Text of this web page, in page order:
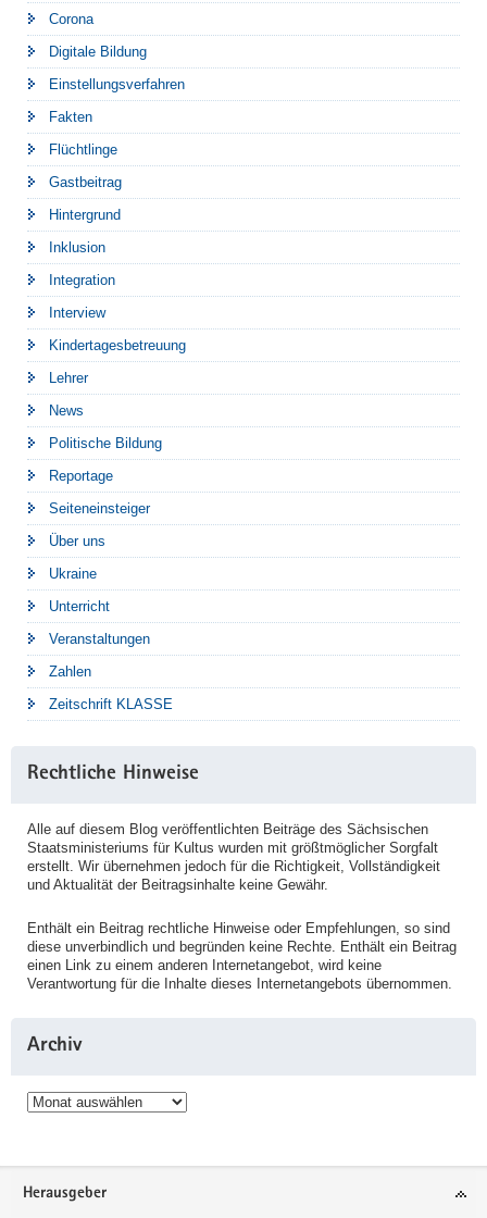
Corona
Digitale Bildung
Einstellungsverfahren
Fakten
Flüchtlinge
Gastbeitrag
Hintergrund
Inklusion
Integration
Interview
Kindertagesbetreuung
Lehrer
News
Politische Bildung
Reportage
Seiteneinsteiger
Über uns
Ukraine
Unterricht
Veranstaltungen
Zahlen
Zeitschrift KLASSE
Rechtliche Hinweise
Alle auf diesem Blog veröffentlichten Beiträge des Sächsischen
Staatsministeriums für Kultus wurden mit größtmöglicher Sorgfalt
erstellt. Wir übernehmen jedoch für die Richtigkeit, Vollständigkeit
und Aktualität der Beitragsinhalte keine Gewähr.
Enthält ein Beitrag rechtliche Hinweise oder Empfehlungen, so sind
diese unverbindlich und begründen keine Rechte. Enthält ein Beitrag
einen Link zu einem anderen Internetangebot, wird keine
Verantwortung für die Inhalte dieses Internetangebots übernommen.
Archiv
Archiv
Service
Herausgeber